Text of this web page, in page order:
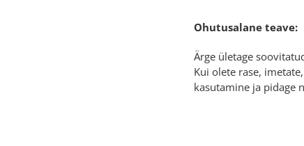
Ohutusalane teave:
Ärge ületage
Kui olete rase,
kasutamine ja pidage